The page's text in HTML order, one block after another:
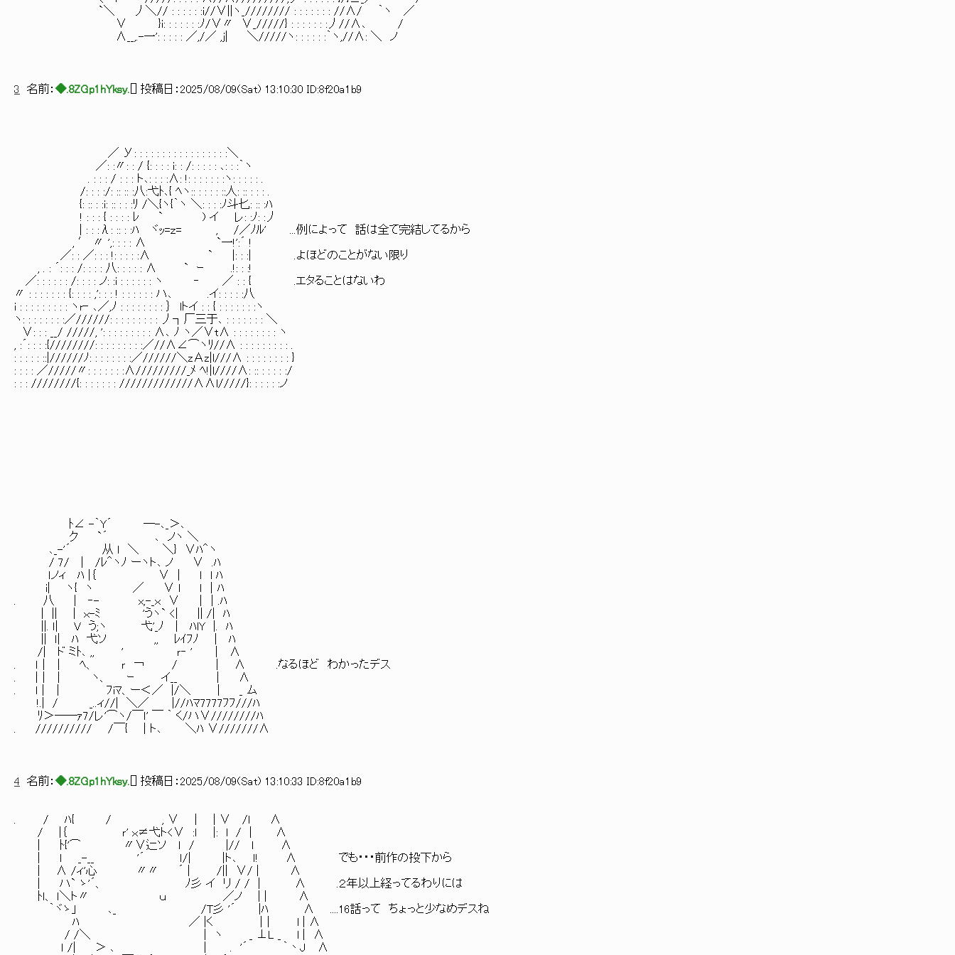
`＼ 丿＼// : : : : : :i//∨||ヽ_//////// : : : : : : : //∧/ ｀ヽ ／
∨ }i: : : : : : :ﾉ/∨〃 ∨_/////} : : : : : : :丿//∧､ /
∧__,.-一': : : : : ／,/／ ,j| ＼/////ヽ: : : : : :｀ヽ,//∧: ＼ ノ
3 名前： ◆.8ZGp1hYksy. ] 投稿日： 2025/08/09(Sat) 13:10:30 ID:8f20a1b9
／ У: : : : : : : : : : : : : : : : :＼
／: :〃: : / {: : : : i: : /: : : : : ､: : :｀ヽ
. : : : / : : : ト､: : : :∧: !: : : : : : :ヽ: : : : : .
/: : : :/: :: :: :八:弋ﾄ､{ ﾍヽ:: : : : : ::人: :: : : : .
{: :: : :i: :: : : :ﾘ /＼{ヽ{｀ヽ ＼: : : :ﾉ斗匕: :: :ﾊ
! : : : { : : : : ﾚ ` ) イ レ: :ﾉ: :丿
| : : :λ: :: : :ﾊ ヾｯ=ｚ= , /／ﾉﾙ' ...例によって 話は全て完結してるから
, ′ 〃 ',: : : : ∧ `一!':´ !
／: : ／: : : !: : : : :∧ ` |: : :| .よほどのことがない限り
, . : ´: : : /: : : : 八: : : : : ∧ ` ｰ .!: : :!
／: : : : : : /: : : : ノ: :i : : : : : : ヽ ‐ ／ : : { .エタることはないわ
〃 : : : : : : : {: : : : ,': : : ! : : : : : : ハ､ .イ: : : : :八
i : : : : : : : : : ヽr‐ ､／,ﾉ : : : : : : : : ｝ lトイ : : { : : : : : : :ヽ
ヽ: : : : : : : :／//////: : : : : : : : : 丿┐厂三于､ : : : : : : : ＼
∨: : : __/ /////, ': : : : : : : : : ∧､ ﾉ ヽ／∨t∧ : : : : : : : : ヽ
, :´: : : :{////////: : : : : : : : :／//∧∠⌒ヽﾘ//∧ : : : : : : : : : .
: : : : : ::|//////ﾉ: : : : : : : :／//////＼zΑz|l///∧ : : : : : : : : }
: : : : ／/////〃: : : : : : :∧/////////_ﾒ ﾍ!|l////∧: :: : : : : :/
: : : ////////{: : : : : : : /////////////∧∧l/////}: : : : : :ノ
ﾄ∠ -｀Y´ ―-､_＞､
ク `´ ､ ノヽ ＼
､_-'´ 从 ｌ ＼ ＼} ∨ﾊ＾ヽ
/ 7/ | /ﾚ＾ヽﾉ ーヽト､ ノ ∨ .ﾊ
ｌノィ ﾊ |｛ ∨ | ｌ l ﾊ
i| ヽ{ ヽ ／ ∨ l ｌ ｜ﾊ
. 八 | ‐- x,-_ｘ ∨ ｜｜.ﾊ
| || | ｘ-ﾐ 'うヽ` <| || /| ﾊ
||. ｌ| V う;ヽ 弋'_ﾉ | ﾊlY |. ﾊ
|| ｌ| ﾊ 弋ソ ,, ﾚｲﾌﾉ | ﾊ
/| ド ミﾄ､ ,, ' ｒ‐ ' | ∧
. ｌ｜ | ﾍ、 ｒ ￢ / | ∧ .なるほど わかったデス
. |｜ | ヽ、 ｰ イ__ | ∧
. ｌ | ｜ ﾌiﾏ、ー＜／ |/＼ | _ ム
!.| / _..ィ//| ＼／ |//ﾊﾏ7777ﾌﾌ///ﾊ
ﾘ＞――ｧ7/レ'⌒ヽ/￣ｌ' ￣ ｀ く/ハ∨////////ﾊ
. ////////// /￣{ | ト､ ＼ﾊ ∨///////∧
4 名前： ◆.8ZGp1hYksy. ] 投稿日： 2025/08/09(Sat) 13:10:33 ID:8f20a1b9
. / ﾊ{ / , ∨ | | ∨ /ｌ ∧
/ |｛ ｒ' ｘ≠弋ト<∨ :ｌ |: l / | ∧
| ﾄ{'⌒ 〃∨辷ソ ｌ / |// ｌ ∧
| ｌ _-__ '´ ｌ/| |ト､ ｌ! ∧ でも・・・前作の投下から
| ∧ /ィ'心 〃〃 ´ | /|| ∨/ | ∧
| ハ` ゝ'´、 ﾉ彡 イ リ / / | ∧ .２年以上経ってるわりには
ﾄｌ、 ｌ＼ト〃 ｕ ／ノ | | ∧
｀ヾゝ」 ､_ /T彡 '´ |ﾊ ∧ ....16話って ちょっと少なめデスね
ﾊ ／ |く |｜ l | ∧
/ /＼ ｜ ヽ _ ⊥L _ l | ∧
ｌ /| ＞ ､ | . '´ ｀丶J ∧